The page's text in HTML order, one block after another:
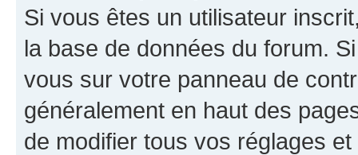
Si vous êtes un utilisateur
la base de données du forum.
vous sur votre panneau de
généralement en haut des
de modifier tous vos réglages